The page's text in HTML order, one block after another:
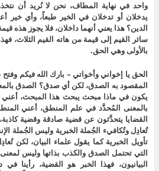
واحد في نهاية المطاف، نحن لا نُريد أن
يدخلان أو تدخلان في الخير طبعاً، وأي خير
الدين؟ هذا يعني أنهما داخلان، فلا يجوز هذه
سائر القيم إلى قيمة من هاته القيم الثلاث،
بالأولى وهي الحق.
الحق يا إخواني وأخواتي – بارك الله فيكم
المقصود به الصدق، لكن أي صدق؟ الصدق
يكون في ماذا مبحث يبحث هذا المبحث،
بالمعنى المُحدَّد في علم المنطق، أعني
القضايا يتحدَّثون عن قضية صادقة وقضية
تُعادِل وتُكافيء الجُملة الخبرية وليس الجُملة
تأويل الخبرية كما يقول علماء البيان، لكن
التي تحتمل الصدق والكذب بذاتها وليس
البيانيون، فهذا الخبر هو القضية،